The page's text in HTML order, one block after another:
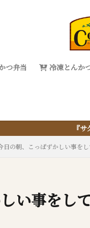
つ弁当 冷凍とんか
『サクッと楽ちん冷凍
日の朝、こっぱずかしい事を
い事をし